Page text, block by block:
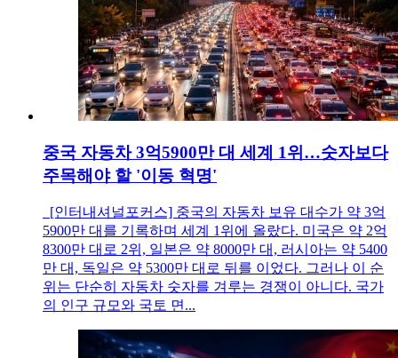
중국 자동차 3억5900만 대 세계 1위…숫자보다
주목해야 할 '이동 혁명'
[인터내셔널포커스] 중국의 자동차 보유 대수가 약 3억
5900만 대를 기록하며 세계 1위에 올랐다. 미국은 약 2억
8300만 대로 2위, 일본은 약 8000만 대, 러시아는 약 5400
만 대, 독일은 약 5300만 대로 뒤를 이었다. 그러나 이 순
위는 단순히 자동차 숫자를 겨루는 경쟁이 아니다. 국가
의 인구 규모와 국토 면...